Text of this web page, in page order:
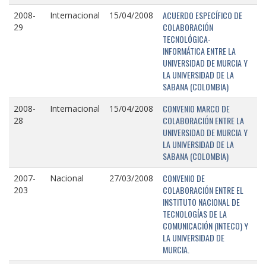
2008-
29
Internacional 15/04/2008
ACUERDO ESPECÍFICO DE
COLABORACIÓN
TECNOLÓGICA-
INFORMÁTICA ENTRE LA
UNIVERSIDAD DE MURCIA Y
LA UNIVERSIDAD DE LA
SABANA (COLOMBIA)
2008-
28
Internacional 15/04/2008
CONVENIO MARCO DE
COLABORACIÓN ENTRE LA
UNIVERSIDAD DE MURCIA Y
LA UNIVERSIDAD DE LA
SABANA (COLOMBIA)
2007-
203
Nacional 27/03/2008
CONVENIO DE
COLABORACIÓN ENTRE EL
INSTITUTO NACIONAL DE
TECNOLOGÍAS DE LA
COMUNICACIÓN (INTECO) Y
LA UNIVERSIDAD DE
MURCIA.